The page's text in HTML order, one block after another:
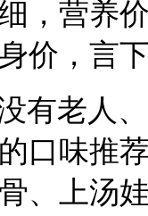
，营养
价，言
有老人
口味推
、上汤